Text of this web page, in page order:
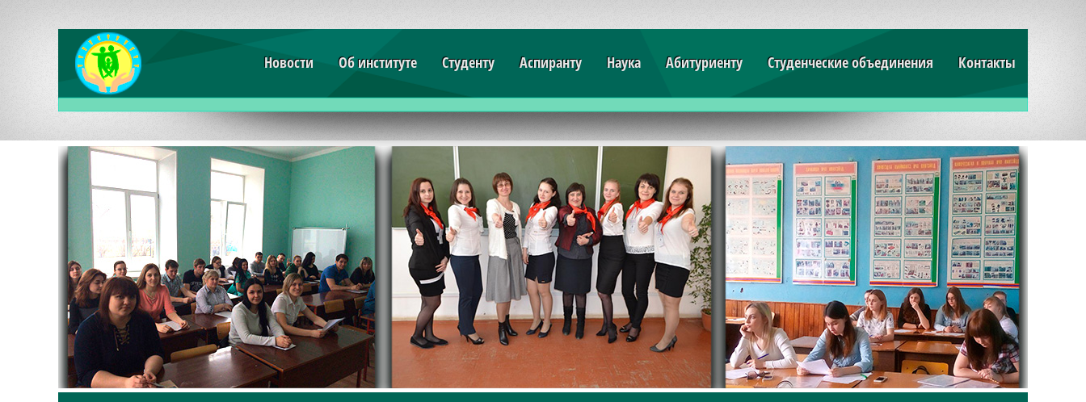
Новости Об институте Студенту Аспиранту Наука Абитуриенту Студенческие объединения Контакты